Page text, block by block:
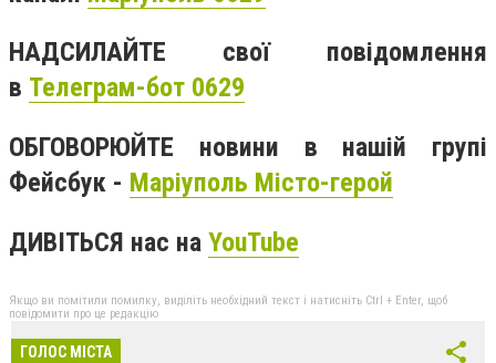
НАДСИЛАЙТЕ свої повідомлення
в Телеграм-бот 0629
ОБГОВОРЮЙТЕ новини в нашій групі
Фейсбук - Маріуполь Місто-герой
ДИВІТЬСЯ нас на YouTube
Якщо ви помітили помилку, виділіть необхідний текст і натисніть Ctrl + Enter, щоб
повідомити про це редакцію
ГОЛОС МІСТА